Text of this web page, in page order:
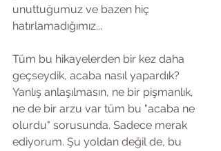
unuttuğumuz ve bazen hiç
hatırlamadığımız...
Tüm bu hikayelerden bir kez daha
geçseydik, acaba nasıl yapardık?
Yanlış anlaşılmasın, ne bir pişmanlık,
ne de bir arzu var tüm bu "acaba ne
olurdu" sorusunda. Sadece merak
ediyorum. Şu yoldan değil de, bu